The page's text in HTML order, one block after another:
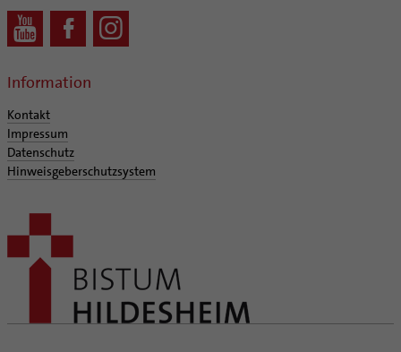
Information
Kontakt
Impressum
Datenschutz
Hinweisgeberschutzsystem